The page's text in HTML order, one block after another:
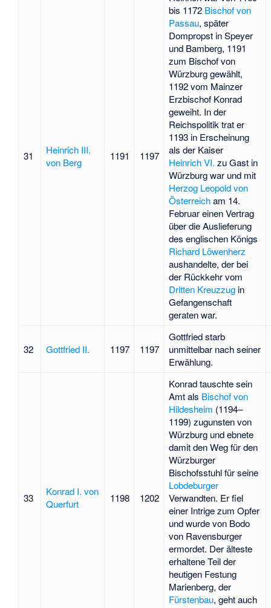
31
Heinrich III.
von Berg
1191 1197
bis 1172 Bischof von
Passau, später
Dompropst in Speyer
und Bamberg, 1191
zum Bischof von
Würzburg gewählt,
1192 vom Mainzer
Erzbischof Konrad
geweiht. In der
Reichspolitik trat er
1193 in Erscheinung
als der Kaiser
Heinrich VI. zu Gast in
Würzburg war und mit
Herzog Leopold von
Österreicham 14.
Februar einen Vertrag
über die Auslieferung
des englischen Königs
Richard Löwenherz
aushandelte, der bei
der Rückkehr vom
Dritten Kreuzzugin
Gefangenschaft
geraten war.
32 Gottfried II. 1197 1197
Gottfried starb
unmittelbar nach seiner
Erwählung.
33
Konrad I. von
Querfurt
1198 1202
Konrad tauschte sein
Amt als Bischof von
Hildesheim (1194–
1199) zugunsten von
Würzburg und ebnete
damit den Weg für den
Würzburger
Bischofsstuhl für seine
Lobdeburger
Verwandten. Er fiel
einer Intrige zum Opfer
und wurde von Bodo
von Ravensburger
ermordet. Der älteste
erhaltene Teil der
heutigen Festung
Marienberg, der
Fürstenbau, geht auch